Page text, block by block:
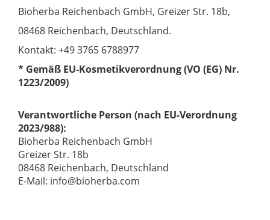
Bioherba Reichenbach GmbH, Greizer Str. 18b,
08468 Reichenbach, Deutschland.
Kontakt: +49 3765 6788977
* Gemäß EU-Kosmetikverordnung (VO (EG) Nr.
1223/2009)
Verantwortliche Person (nach EU-Verordnung
2023/988):
Bioherba Reichenbach GmbH
Greizer Str. 18b
08468 Reichenbach, Deutschland
E-Mail: info@bioherba.com